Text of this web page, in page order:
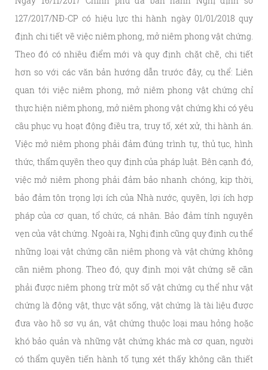
127/2017/NĐ-CP có hiệu lực thi hành ngày 01/01/2018 quy
định chi tiết về việc niêm phong, mở niêm phong vật chứng.
Theo đó có nhiều điểm mới và quy định chặt chẽ, chi tiết
hơn so với các văn bản hướng dẫn trước đây, cụ thể: Liên
quan tới việc niêm phong, mở niêm phong vật chứng chỉ
thực hiện niêm phong, mở niêm phong vật chứng khi có yêu
cầu phục vụ hoạt động điều tra, truy tố, xét xử, thi hành án.
Việc mở niêm phong phải đảm đúng trình tự, thủ tục, hình
thức, thẩm quyền theo quy định của pháp luật. Bên cạnh đó,
việc mở niêm phong phải đảm bảo nhanh chóng, kịp thời,
bảo đảm tôn trọng lợi ích của Nhà nước, quyền, lợi ích hợp
pháp của cơ quan, tổ chức, cá nhân. Bảo đảm tính nguyên
vẹn của vật chứng. Ngoài ra, Nghị định cũng quy định cụ thể
những loại vật chứng cần niêm phong và vật chứng không
cần niêm phong. Theo đó, quy định mọi vật chứng sẽ cần
phải được niêm phong trừ một số vật chứng cụ thể như vật
chứng là động vật, thực vật sống, vật chứng là tài liệu được
đưa vào hồ sơ vụ án, vật chứng thuộc loại mau hỏng hoặc
khó bảo quản và những vật chứng khác mà cơ quan, người
có thẩm quyền tiến hành tố tụng xét thấy không cần thiết